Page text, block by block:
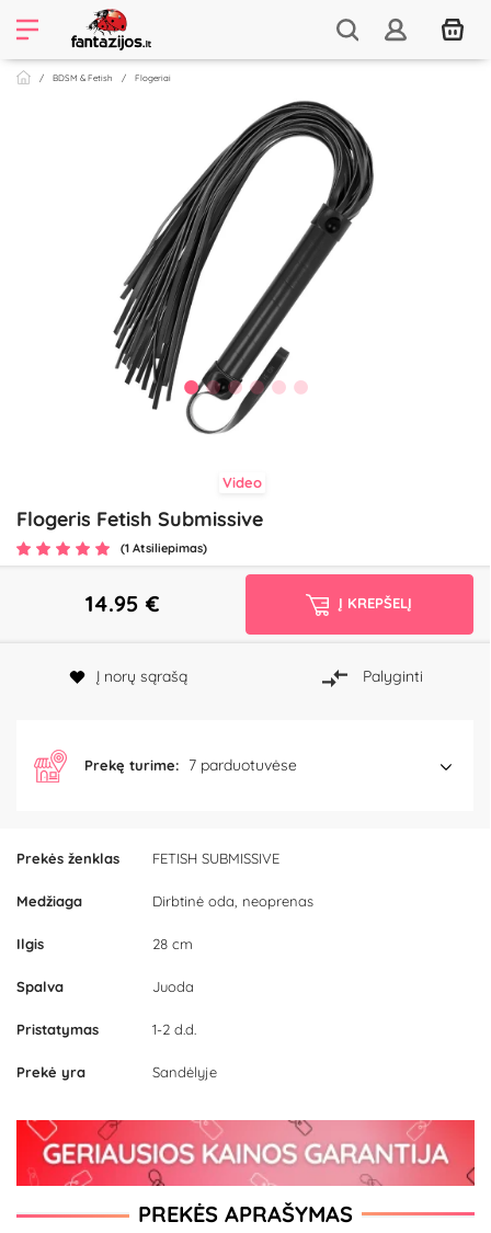
BDSM & Fetish Flogeriai
Video
Flogeris Fetish Submissive
(1 Atsiliepimas)
Prekės ženklas FETISH SUBMISSIVE
Medžiaga Dirbtinė oda, neoprenas
Ilgis 28 cm
Spalva Juoda
Pristatymas 1-2 d.d.
Prekė yra Sandėlyje
14.95 € Į KREPŠELĮ
Į norų sąrašą Palyginti
Prekę turime: 7 parduotuvėse
PREKĖS APRAŠYMAS